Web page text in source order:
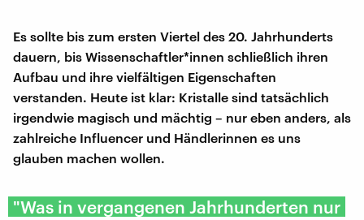
Es sollte bis zum ersten Viertel des 20. Jahrhunderts
dauern, bis Wissenschaftler*innen schließlich ihren
Aufbau und ihre vielfältigen Eigenschaften
verstanden. Heute ist klar: Kristalle sind tatsächlich
irgendwie magisch und mächtig – nur eben anders, als
zahlreiche Influencer und Händlerinnen es uns
glauben machen wollen.
"Was in vergangenen Jahrhunderten nur